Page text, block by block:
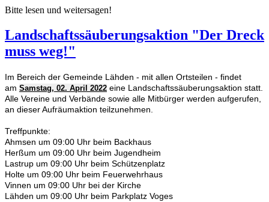
Bitte lesen und weitersagen!
Landschaftssäuberungsaktion "Der Dreck
muss weg!"
Im Bereich der Gemeinde Lähden - mit allen Ortsteilen - findet
am Samstag, 02. April 2022 eine Landschaftssäuberungsaktion statt.
Alle Vereine und Verbände sowie alle Mitbürger werden aufgerufen,
an dieser Aufräumaktion teilzunehmen.
Treffpunkte:
Ahmsen um 09:00 Uhr beim Backhaus
Herßum um 09:00 Uhr beim Jugendheim
Lastrup um 09:00 Uhr beim Schützenplatz
Holte um 09:00 Uhr beim Feuerwehrhaus
Vinnen um 09:00 Uhr bei der Kirche
Lähden um 09:00 Uhr beim Parkplatz Voges